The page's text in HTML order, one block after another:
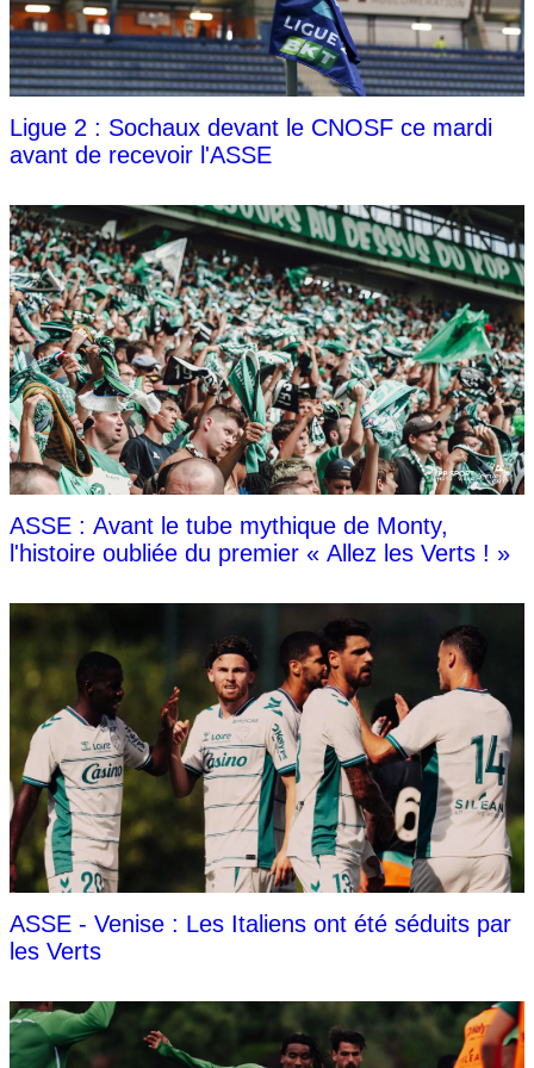
Ligue 2 : Sochaux devant le CNOSF ce mardi
avant de recevoir l'ASSE
ASSE : Avant le tube mythique de Monty,
l'histoire oubliée du premier « Allez les Verts ! »
ASSE - Venise : Les Italiens ont été séduits par
les Verts